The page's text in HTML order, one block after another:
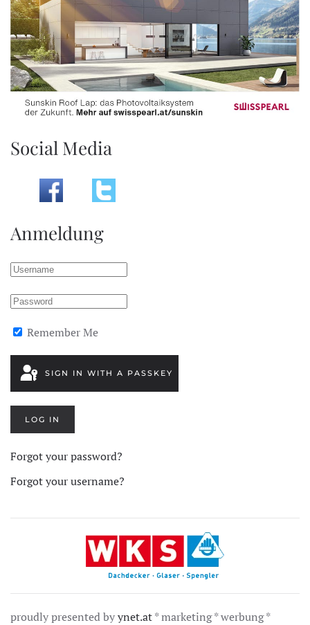
Social Media
Anmeldung
Remember Me
SIGN IN WITH A PASSKEY
LOG IN
Forgot your password?
Forgot your username?
proudly presented byynet.at* marketing * werbung *